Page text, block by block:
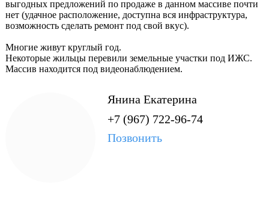
выгодных предложений по продаже в данном массиве почти
нет (удачное расположение, доступна вся инфраструктура,
возможность сделать ремонт под свой вкус).
Многие живут круглый год.
Некоторые жильцы перевили земельные участки под ИЖС.
Массив находится под видеонаблюдением.
Янина Екатерина
+7 (967) 722-96-74
Позвонить